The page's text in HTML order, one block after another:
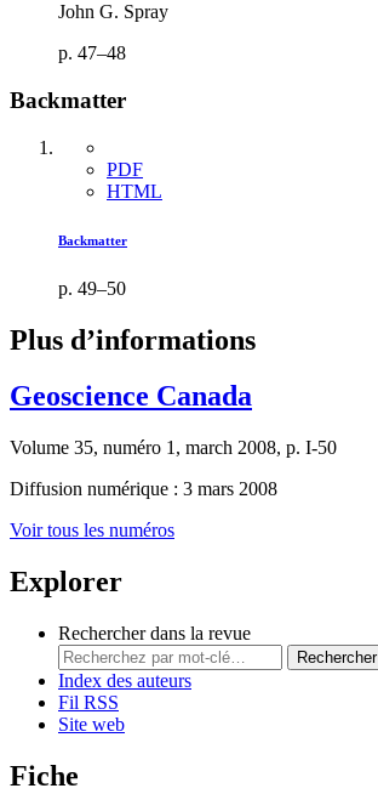
John G. Spray
p. 47–48
Backmatter
PDF
HTML
Backmatter
p. 49–50
Plus d’informations
Geoscience Canada
Volume 35, numéro 1, march 2008, p. I-50
Diffusion numérique : 3 mars 2008
Voir tous les numéros
Explorer
Rechercher dans la revue
Rechercher
Index des auteurs
Fil RSS
Site web
Fiche